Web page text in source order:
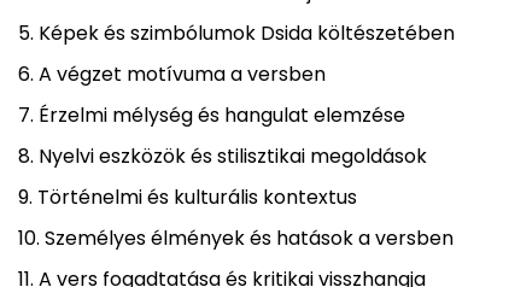
Képek és szimbólumok Dsida költészetében
A végzet motívuma a versben
Érzelmi mélység és hangulat elemzése
Nyelvi eszközök és stilisztikai megoldások
Történelmi és kulturális kontextus
Személyes élmények és hatások a versben
A vers fogadtatása és kritikai visszhangja